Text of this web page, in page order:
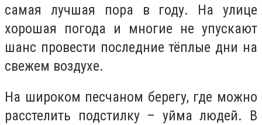
самая лучшая пора в году. На улице
хорошая погода и многие не упускают
шанс провести последние тёплые дни на
свежем воздухе.
На широком песчаном берегу, где можно
расстелить подстилку – уйма людей. В